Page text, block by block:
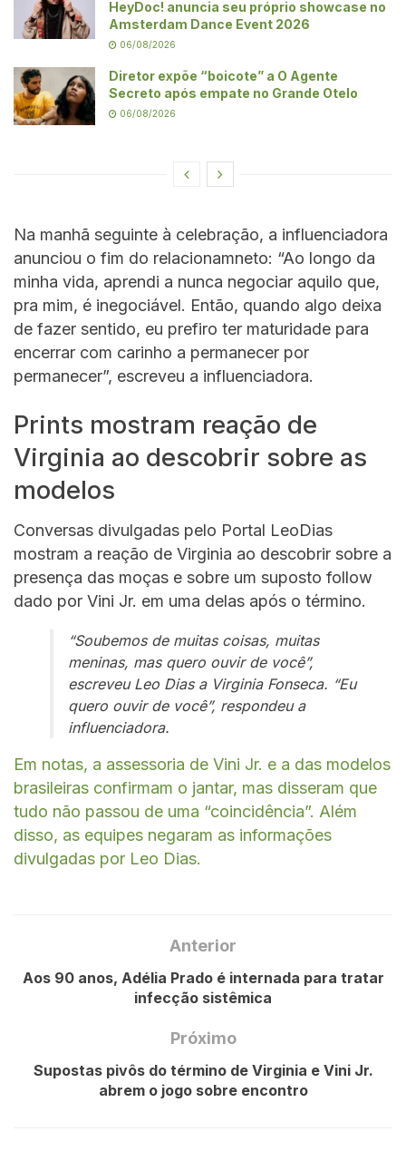
HeyDoc! anuncia seu próprio showcase no
Amsterdam Dance Event 2026
06/08/2026
Diretor expõe “boicote” a O Agente
Secreto após empate no Grande Otelo
06/08/2026
Na manhã seguinte à celebração, a influenciadora
anunciou o fim do relacionamneto: “Ao longo da
minha vida, aprendi a nunca negociar aquilo que,
pra mim, é inegociável. Então, quando algo deixa
de fazer sentido, eu prefiro ter maturidade para
encerrar com carinho a permanecer por
permanecer”, escreveu a influenciadora.
Prints mostram reação de
Virginia ao descobrir sobre as
modelos
Conversas divulgadas pelo Portal LeoDias
mostram a reação de Virginia ao descobrir sobre a
presença das moças e sobre um suposto follow
dado por Vini Jr. em uma delas após o término.
“Soubemos de muitas coisas, muitas
meninas, mas quero ouvir de você”,
escreveu Leo Dias a Virginia Fonseca. “Eu
quero ouvir de você”, respondeu a
influenciadora.
Em notas, a assessoria de Vini Jr. e a das modelos
brasileiras confirmam o jantar, mas disseram que
tudo não passou de uma “coincidência”. Além
disso, as equipes negaram as informações
divulgadas por Leo Dias.
Anterior
Aos 90 anos, Adélia Prado é internada para tratar
infecção sistêmica
Próximo
Supostas pivôs do término de Virginia e Vini Jr.
abrem o jogo sobre encontro